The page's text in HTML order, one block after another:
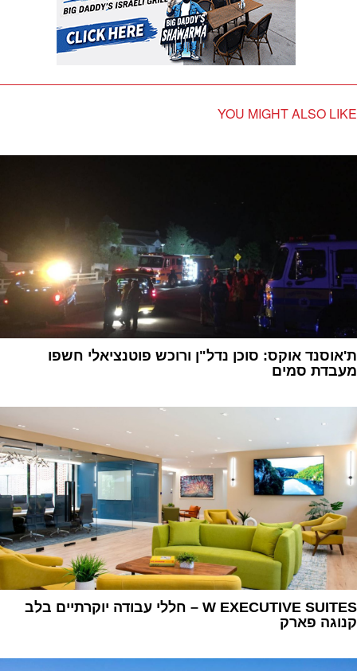
YOU MIGHT ALSO LIKE
ת'אוסנד אוקס: סוכן נדל"ן ורוכש פוטנציאלי חשפו
מעבדת סמים
W EXECUTIVE SUITES – חללי עבודה יוקרתיים בלב
קנוגה פארק